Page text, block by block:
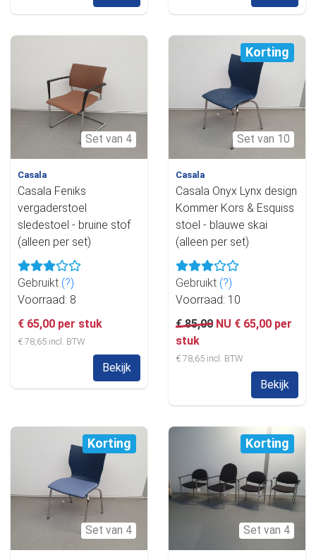
Set van 4
Casala
Casala Feniks
vergaderstoel
sledestoel - bruine stof
(alleen per set)
Gebruikt (?)
Voorraad: 8
€ 65,00 per stuk
€ 78,65 incl. BTW
Bekijk
Korting
Set van 10
Casala
Casala Onyx Lynx design
Kommer Kors & Esquiss
stoel - blauwe skai
(alleen per set)
Gebruikt (?)
Voorraad: 10
€ 85,00 NU € 65,00 per
stuk
€ 78,65 incl. BTW
Bekijk
Korting
Set van 4
Korting
Set van 4